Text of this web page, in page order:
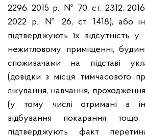
2296; 2015 р., № 70, ст. 2312;
2022 р., № 26, ст. 1418), або
підтверджують їх відсутність
нежитловому приміщенні,
споживачами на підставі
(довідки з місця тимчасового
лікування, навчання,
(у тому числі отримані в
відбування покарання
підтверджують факт